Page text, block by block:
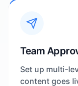
Team
Set up multi-
content goes